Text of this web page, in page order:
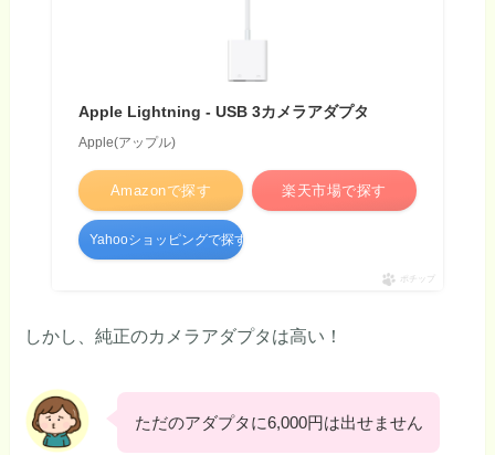
Apple Lightning - USB 3カメラアダプタ ​​​​​​​
Apple(アップル)
Amazonで探す 楽天市場で探す
Yahooショッピングで探す
ポチップ
しかし、純正のカメラアダプタは高い！
ただのアダプタに6,000円は出せません